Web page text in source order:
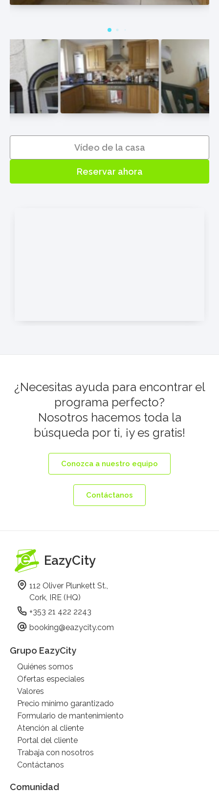
Vídeo de la casa
Reservar ahora
¿Necesitas ayuda para encontrar el
programa perfecto?
Nosotros hacemos toda la
búsqueda por ti, ¡y es gratis!
Conozca a nuestro equipo
Contáctanos
EazyCity
112 Oliver Plunkett St.,
Cork, IRE (HQ)
+353 21 422 2243
booking@eazycity.com
Grupo EazyCity
Quiénes somos
Ofertas especiales
Valores
Precio mínimo garantizado
Formulario de mantenimiento
Atención al cliente
Portal del cliente
Trabaja con nosotros
Contáctanos
Comunidad